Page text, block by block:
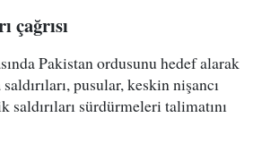
çağrısı
Pakistan ordusunu hedef alarak
pusular, keskin nişancı
saldırıları sürdürmeleri talimatını